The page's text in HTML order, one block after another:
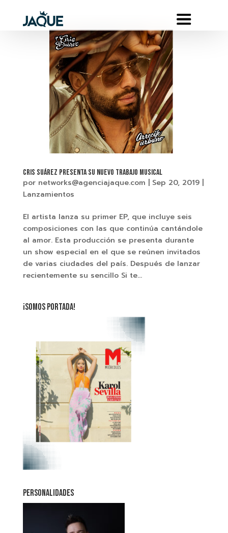
Cris Suárez presenta su nuevo trabajo musical
por networks@agenciajaque.com | Sep 20, 2019|
Lanzamientos
El artista lanza su primer EP, que incluye seis
composiciones con las que continúa cantándole
al amor. Esta producción se presenta durante
un show especial en el que se reúnen invitados
de varias ciudades del país. Después de lanzar
recientemente su sencillo Si te...
¡SOMOS PORTADA!
PERSONALIDADES